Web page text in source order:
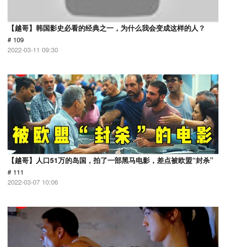
【越哥】韩国影史必看的经典之一，为什么我会变成这样的人？
# 109
2022-03-11 09:30
【越哥】人口51万的岛国，拍了一部黑马电影，差点被欧盟“封杀”
# 111
2022-03-07 10:06